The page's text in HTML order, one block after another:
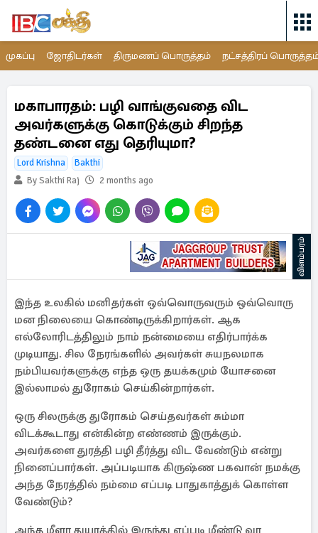
முகப்பு ஜோதிடர்கள் திருமணப் பொருத்தம் நட்சத்திரப்
மகாபாரதம்: பழி வாங்குவதை விட
அவர்களுக்கு கொடுக்கும் சிறந்த
தண்டனை எது தெரியுமா?
Lord Krishna
Bakthi
By Sakthi Raj
2 months ago
விளம்பரம்
இந்த உலகில் மனிதர்கள் ஒவ்வொருவரும் ஒவ்வொரு
மன நிலையை கொண்டிருக்கிறார்கள். ஆக
எல்லோரிடத்திலும் நாம் நன்மையை எதிர்பார்க்க
முடியாது. சில நேரங்களில் அவர்கள் சுயநலமாக
நம்பியவர்களுக்கு எந்த ஒரு தயக்கமும் யோசனை
இல்லாமல் துரோகம் செய்கின்றார்கள்.
ஒரு சிலருக்கு துரோகம் செய்தவர்கள் சும்மா
விடக்கூடாது என்கின்ற எண்ணம் இருக்கும்.
அவர்களை துரத்தி பழி தீர்த்து விட வேண்டும் என்று
நினைப்பார்கள். அப்படியாக கிருஷ்ண பகவான் நமக்கு
அந்த நேரத்தில் நம்மை எப்படி பாதுகாத்துக் கொள்ள
வேண்டும்?
அந்த மீளா துயரத்தில் இருந்து எப்படி மீண்டு வர